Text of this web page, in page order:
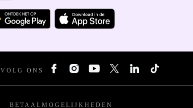
VOLG ONS
BETAALMOGELIJKHEDEN